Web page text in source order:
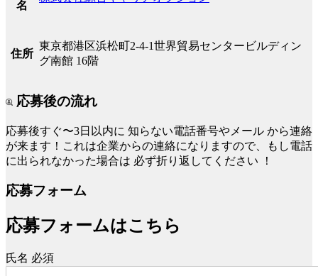
名
住所
東京都港区浜松町2-4-1世界貿易センタービルディン
グ南館 16階
応募後の流れ
応募後すぐ〜3日以内に 知らない電話番号やメール から連絡
が来ます！これは企業からの連絡になりますので、もし電話
に出られなかった場合は 必ず折り返してください ！
応募フォーム
応募フォームはこちら
氏名 必須